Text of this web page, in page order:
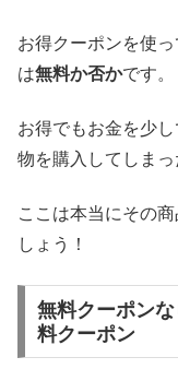
お得クーポンを使
は無料か否かです。
お得でもお金を少
物を購入してしまっ
ここは本当にその
しょう！
無料クーポン
料クーポン